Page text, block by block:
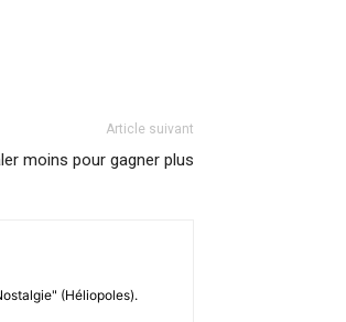
Article suivant
moins pour gagner plus
(Héliopoles).